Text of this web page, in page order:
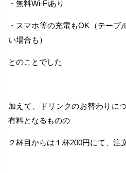
・無料Wi-Fiあり
・スマホ等の充電もOK（テー
い場合も）
とのことでした
加えて、ドリンクのお替わりに
有料となるものの
２杯目からは１杯200円にて、注